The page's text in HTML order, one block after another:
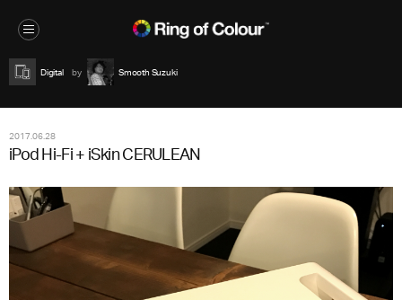
Digital Smooth Suzuki
2017.06.28
iPod Hi-Fi + iSkin CERULEAN